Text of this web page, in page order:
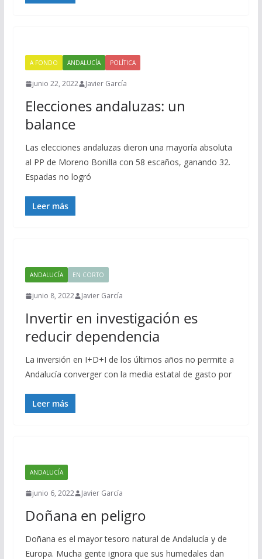
A FONDO ANDALUCÍA POLÍTICA
junio 22, 2022 Javier García
Elecciones andaluzas: un
balance
Las elecciones andaluzas dieron una mayoría absoluta
al PP de Moreno Bonilla con 58 escaños, ganando 32.
Espadas no logró
Leer más
ANDALUCÍA EN CORTO
junio 8, 2022 Javier García
Invertir en investigación es
reducir dependencia
La inversión en I+D+I de los últimos años no permite a
Andalucía converger con la media estatal de gasto por
Leer más
ANDALUCÍA
junio 6, 2022 Javier García
Doñana en peligro
Doñana es el mayor tesoro natural de Andalucía y de
Europa. Mucha gente ignora que sus humedales dan